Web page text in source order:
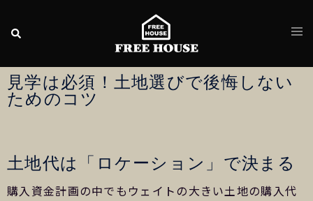
見学は必須！土地選びで後悔しない
ためのコツ
土地代は「ロケーション」で決まる
購入資金計画の中でもウェイトの大きい土地の購入代